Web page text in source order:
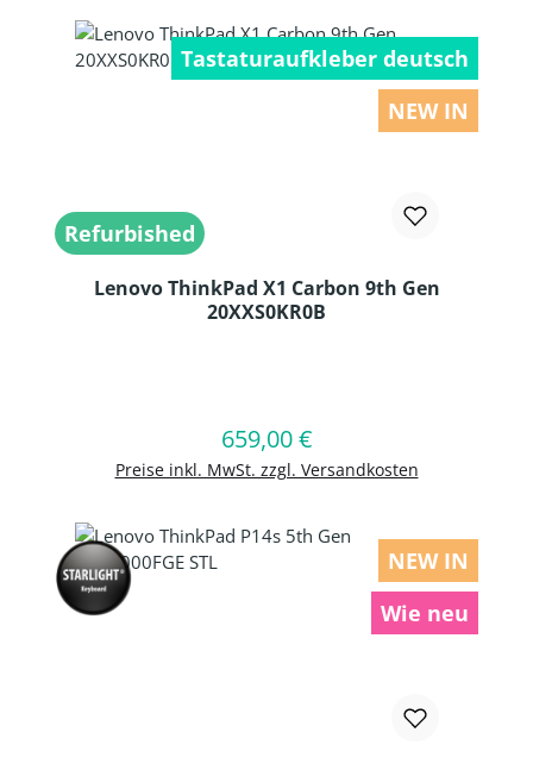
Tastaturaufkleber deutsch
NEW IN
Refurbished
Lenovo ThinkPad X1 Carbon 9th Gen
20XXS0KR0B
Regulärer Preis:
659,00 €
Preise inkl. MwSt. zzgl. Versandkosten
In den Warenkorb
NEW IN
Wie neu